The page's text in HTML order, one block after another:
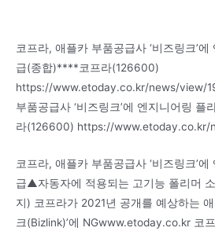
코프라, 애플카 부품공급사 ‘비즈링크’
급(종합)****코프라(126600)
https://www.etoday.co.kr/news/view/
부품공급사 ‘비즈링크’에 엔지니어링
라(126600) https://www.etoday.co.kr/
코프라, 애플카 부품공급사 ‘비즈링크’
급▲자동자에 적용되는 고기능 폴리머
지) 코프라가 2021년 공개를 예상하는
크(Bizlink)’에 NGwww.etoday.co.kr 코